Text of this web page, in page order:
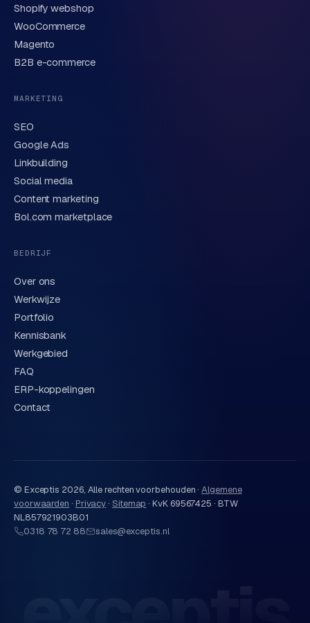
Korte omschrijving van je vraag of project
Verstuur aanvraag
We behandelen je gegevens zorgvuldig conform onze
privacyverklaring
Shopify webshop
WooCommerce
Magento
B2B e-commerce
MARKETING
SEO
Google Ads
Linkbuilding
Social media
Content marketing
Bol.com marketplace
BEDRIJF
Over ons
Werkwijze
Portfolio
Kennisbank
Werkgebied
FAQ
ERP-koppelingen
Contact
© Exceptis 2026, Alle rechten voorbehouden · Algemene
voorwaarden · Privacy· Sitemap ·KvK 69567425 · BTW
NL857921903B01
0318 78 72 88
sales@exceptis.nl